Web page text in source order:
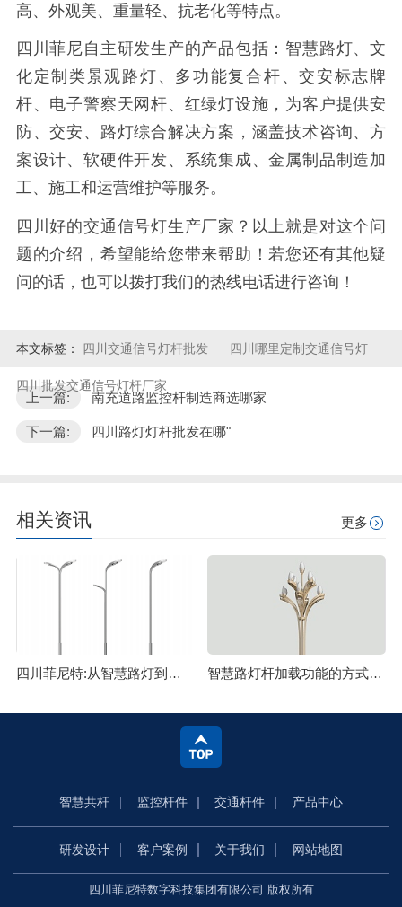
高、外观美、重量轻、抗老化等特点。
四川菲尼自主研发生产的产品包括：智慧路灯、文
化定制类景观路灯、多功能复合杆、交安标志牌
杆、电子警察天网杆、红绿灯设施，为客户提供安
防、交安、路灯综合解决方案，涵盖技术咨询、方
案设计、软硬件开发、系统集成、金属制品制造加
工、施工和运营维护等服务。
四川好的交通信号灯生产厂家？以上就是对这个问
题的介绍，希望能给您带来帮助！若您还有其他疑
问的话，也可以拨打我们的热线电话进行咨询！
本文标签： 四川交通信号灯杆批发 四川哪里定制交通信号灯
四川批发交通信号灯杆厂家
上一篇: 南充道路监控杆制造商选哪家
下一篇: 四川路灯灯杆批发在哪"
相关资讯 更多
四川菲尼特:从智慧路灯到数字孪生再到元宇宙 智慧路灯杆加载功能的方式主要有哪些
智慧共杆 监控杆件 交通杆件 产品中心
研发设计 客户案例 关于我们 网站地图
四川菲尼特数字科技集团有限公司 版权所有